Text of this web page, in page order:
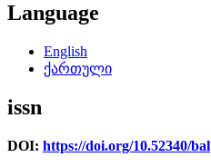
Language
English
ქართული
issn
DOI: https://doi.org/10.52340/bal